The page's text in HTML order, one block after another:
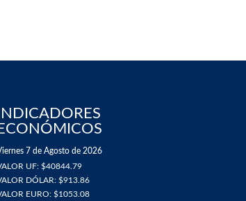
7 de Agosto de 2026
UF: $40844.79
DÓLAR: $913.86
EURO: $1053.08